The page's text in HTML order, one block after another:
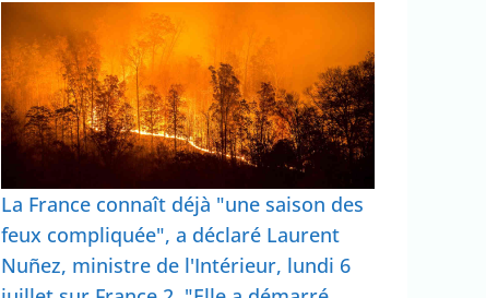
La France connaît déjà "une saison des
feux compliquée", a déclaré Laurent
Nuñez, ministre de l'Intérieur, lundi 6